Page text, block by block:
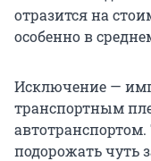
отразится на
особенно в
Исключение —
транспортным
подорожать чуть